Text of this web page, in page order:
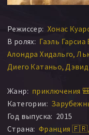
Режиссер: Хонас
В ролях: Гаэль
Алондра Хидальго
Диего Катаньо
Aquileo
Dionicio Roberto
Víctor Alfonso Zárate
Claudia Angélica
Francisco Jhonnathan
Жанр: приключения 🎒
Категории:
Год выпуска: 2015
Страна: Франция 🇫🇷